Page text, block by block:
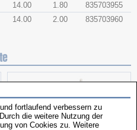
14.00 1.80
835703955
14.00 2.00 835703960
fortlaufend verbessern zu
die weitere Nutzung der
von Cookies zu. Weitere